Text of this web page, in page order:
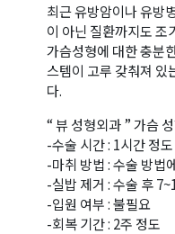
최근 유방암이나 유방
이 아닌 질환까지도 조
가슴성형에 대한 충분
스템이 고루 갖춰져 있
다.
“ 뷰 성형외과 ” 가슴
-수술 시간 : 1시간 정도
-마취 방법 : 수술 방법
-실밥 제거 : 수술 후
-입원 여부 : 불필요
-회복 기간 : 2주 정도